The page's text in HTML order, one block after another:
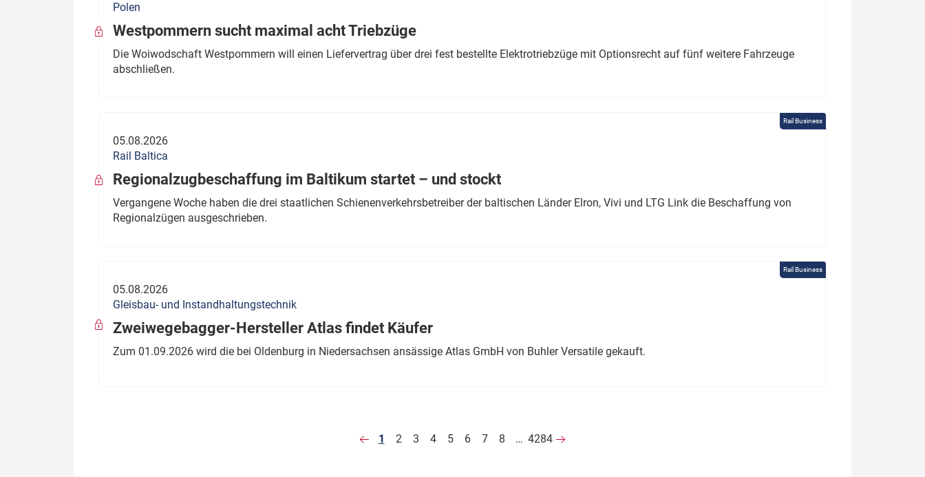
Polen
Westpommern sucht maximal acht Triebzüge
Die Woiwodschaft Westpommern will einen Liefervertrag über drei fest bestellte Elektrotriebzüge mit Optionsrecht auf fünf weitere Fahrzeuge
abschließen.
Rail Business
05.08.2026
Rail Baltica
Regionalzugbeschaffung im Baltikum startet – und stockt
Vergangene Woche haben die drei staatlichen Schienenverkehrsbetreiber der baltischen Länder Elron, Vivi und LTG Link die Beschaffung von
Regionalzügen ausgeschrieben.
Rail Business
05.08.2026
Gleisbau- und Instandhaltungstechnik
Zweiwegebagger-Hersteller Atlas findet Käufer
Zum 01.09.2026 wird die bei Oldenburg in Niedersachsen ansässige Atlas GmbH von Buhler Versatile gekauft.
1 2 3 4 5 6 7 8 … 4284